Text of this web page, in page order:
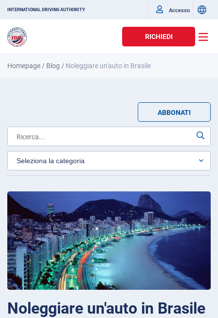
INTERNATIONAL DRIVING AUTHORITY Accesso
RICHIEDI
Homepage / Blog / Noleggiare un'auto in Brasile
ABBONATI
Noleggiare un'auto in Brasile